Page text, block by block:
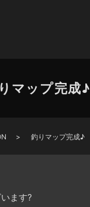
マップ完成♪
釣りマップ完成♪
ます?